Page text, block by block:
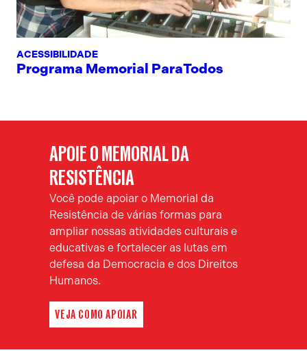
ACESSIBILIDADE
Programa Memorial ParaTodos
APOIE O MEMORIAL DA
RESISTÊNCIA
Você pode apoiar o Memorial da
Resistência de várias formas para
ampliar nossas atividades culturais e
educativas e fortalecer as lutas em
defesa da Democracia e dos Direitos
Humanos.
VEJA COMO APOIAR